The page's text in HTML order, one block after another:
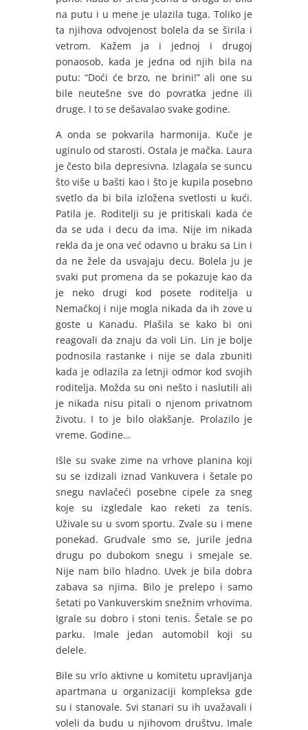
na putu i u mene je ulazila tuga. Toliko je
ta njihova odvojenost bolela da se širila i
vetrom. Kažem ja i jednoj i drugoj
ponaosob, kada je jedna od njih bila na
putu: “Doći će brzo, ne brini!” ali one su
bile neutešne sve do povratka jedne ili
druge. I to se dešavalao svake godine.
A onda se pokvarila harmonija. Kuče je
uginulo od starosti. Ostala je mačka. Laura
je često bila depresivna. Izlagala se suncu
što više u bašti kao i što je kupila posebno
svetlo da bi bila izložena svetlosti u kući.
Patila je. Roditelji su je pritiskali kada će
da se uda i decu da ima. Nije im nikada
rekla da je ona već odavno u braku sa Lin i
da ne žele da usvajaju decu. Bolela ju je
svaki put promena da se pokazuje kao da
je neko drugi kod posete roditelja u
Nemačkoj i nije mogla nikada da ih zove u
goste u Kanadu. Plašila se kako bi oni
reagovali da znaju da voli Lin. Lin je bolje
podnosila rastanke i nije se dala zbuniti
kada je odlazila za letnji odmor kod svojih
roditelja. Možda su oni nešto i naslutili ali
je nikada nisu pitali o njenom privatnom
životu. I to je bilo olakšanje. Prolazilo je
vreme. Godine…
Išle su svake zime na vrhove planina koji
su se izdizali iznad Vankuvera i šetale po
snegu navlačeći posebne cipele za sneg
koje su izgledale kao reketi za tenis.
Uživale su u svom sportu. Zvale su i mene
ponekad. Grudvale smo se, jurile jedna
drugu po dubokom snegu i smejale se.
Nije nam bilo hladno. Uvek je bila dobra
zabava sa njima. Bilo je prelepo i samo
šetati po Vankuverskim snežnim vrhovima.
Igrale su dobro i stoni tenis. Šetale se po
parku. Imale jedan automobil koji su
delele.
Bile su vrlo aktivne u komitetu upravljanja
apartmana u organizaciji kompleksa gde
su i stanovale. Svi stanari su ih uvažavali i
voleli da budu u njihovom društvu. Imale